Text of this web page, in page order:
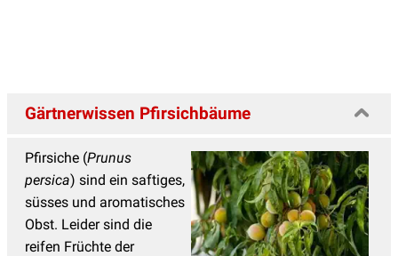
Gärtnerwissen Pfirsichbäume
Pfirsiche (Prunus
persica) sind ein saftiges,
süsses und aromatisches
Obst. Leider sind die
reifen Früchte der